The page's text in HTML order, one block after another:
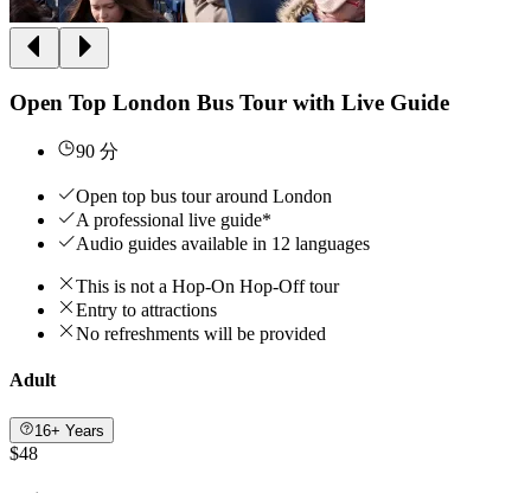
Open Top London Bus Tour with Live Guide
90 分
Open top bus tour around London
A professional live guide*
Audio guides available in 12 languages
This is not a Hop-On Hop-Off tour
Entry to attractions
No refreshments will be provided
Adult
16+ Years
$48